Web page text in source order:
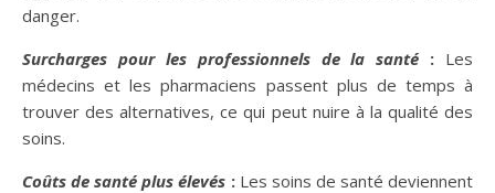
danger.
Surcharges pour les professionnels de la santé : Les
médecins et les pharmaciens passent plus de temps à
trouver des alternatives, ce qui peut nuire à la qualité des
soins.
Coûts de santé plus élevés :Les soins de santé deviennent